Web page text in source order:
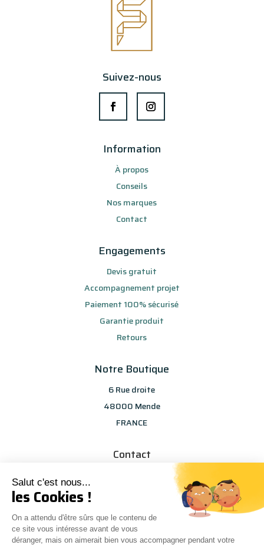
Salut c'est nous...
les Cookies !
On a attendu d'être sûrs que le contenu de
ce site vous intéresse avant de vous
déranger, mais on aimerait bien vous accompagner pendant votre
Suivez-nous
Information
À propos
Conseils
Nos marques
Contact
Engagements
Devis gratuit
Accompagnement projet
Paiement 100% sécurisé
Garantie produit
Retours
Notre Boutique
6 Rue droite
48000 Mende
FRANCE
Contact
info@les-selections-sandp.fr